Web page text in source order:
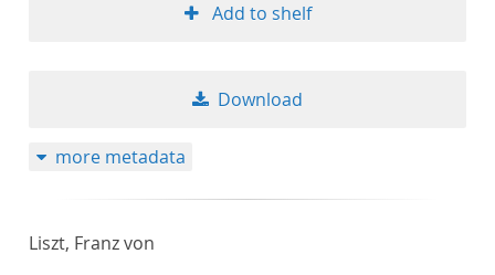
Add to shelf
Download
more metadata
Liszt, Franz von